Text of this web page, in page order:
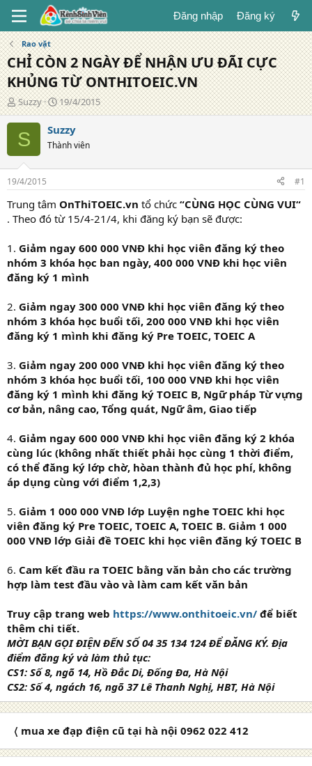
Đăng nhập Đăng ký
Rao vặt
CHỈ CÒN 2 NGÀY ĐỂ NHẬN ƯU ĐÃI CỰC
KHỦNG TỪ ONTHITOEIC.VN
T
á
c
g
ả
Suzzy
N
g
à
y
đ
g
19/4/2015
S Suzzy
Thành viên
19/4/2015 #1
Trung tâm OnThiTOEIC.vn tổ chức “CÙNG HỌC CÙNG VUI“
. Theo đó từ 15/4-21/4, khi đăng ký bạn sẽ được:
1. Giảm ngay 600 000 VNĐ khi học viên đăng ký theo
nhóm 3 khóa học ban ngày, 400 000 VNĐ khi học viên
đăng ký 1 mình
2. Giảm ngay 300 000 VNĐ khi học viên đăng ký theo
nhóm 3 khóa học buổi tối, 200 000 VNĐ khi học viên
đăng ký 1 mình khi đăng ký Pre TOEIC, TOEIC A
3. Giảm ngay 200 000 VNĐ khi học viên đăng ký theo
nhóm 3 khóa học buổi tối, 100 000 VNĐ khi học viên
đăng ký 1 mình khi đăng ký TOEIC B, Ngữ pháp Từ vựng
cơ bản, nâng cao, Tổng quát, Ngữ âm, Giao tiếp
4. Giảm ngay 600 000 VNĐ khi học viên đăng ký 2 khóa
cùng lúc (không nhất thiết phải học cùng 1 thời điểm,
có thể đăng ký lớp chờ, hòan thành đủ học phí, không
áp dụng cùng với điểm 1,2,3)
5. Giảm 1 000 000 VNĐ lớp Luyện nghe TOEIC khi học
viên đăng ký Pre TOEIC, TOEIC A, TOEIC B. Giảm 1 000
000 VNĐ lớp Giải đề TOEIC khi học viên đăng ký TOEIC B
6. Cam kết đầu ra TOEIC bằng văn bản cho các trường
hợp làm test đầu vào và làm cam kết văn bản
Truy cập trang web https://www.onthitoeic.vn/ để biết
thêm chi tiết.
MỜI BẠN GỌI ĐIỆN ĐẾN SỐ 04 35 134 124 ĐỂ ĐĂNG KÝ. Địa
điểm đăng ký và làm thủ tục:
CS1: Số 8, ngõ 14, Hồ Đắc Di, Đống Đa, Hà Nội
CS2: Số 4, ngách 16, ngõ 37 Lê Thanh Nghị, HBT, Hà Nội
〈 mua xe đạp điện cũ tại hà nội 0962 022 412